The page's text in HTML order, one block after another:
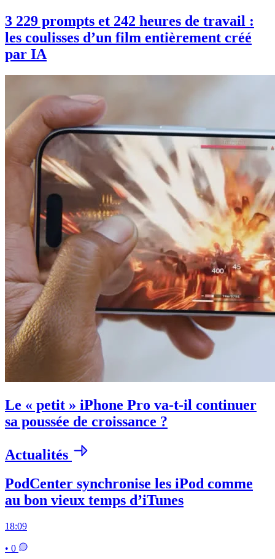
3 229 prompts et 242 heures de travail :
les coulisses d’un film entièrement créé
par IA
Le « petit » iPhone Pro va-t-il continuer
sa poussée de croissance ?
Actualités
PodCenter synchronise les iPod comme
au bon vieux temps d’iTunes
18:09
• 0